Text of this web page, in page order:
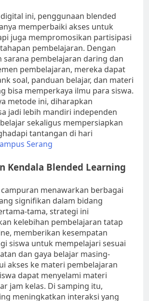
ini, penggunaan blended
memperbaiki akses untuk
juga mempromosikan partisipasi
pembelajaran. Dengan
sarana pembelajaran daring dan
pembelajaran, mereka dapat
soal, panduan belajar, dan materi
bisa memperkaya ilmu para siswa.
metode ini, diharapkan
jadi lebih mandiri independen
sekaligus mempersiapkan
tantangan di hari
Serang
Kendala Blended Learning
menawarkan berbagai
signifikan dalam bidang
tama, strategi ini
kelebihan pembelajaran tatap
memberikan kesempatan
siswa untuk mempelajari sesuai
dan gaya belajar masing-
akses ke materi pembelajaran
dapat menyelami materi
jam kelas. Di samping itu,
meningkatkan interaksi yang